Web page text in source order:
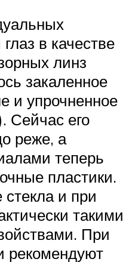
в качестве
линз
закаленное
и упрочненное
Сейчас его
реже, а
теперь
пластики.
и при
такими
При
рекомендуют